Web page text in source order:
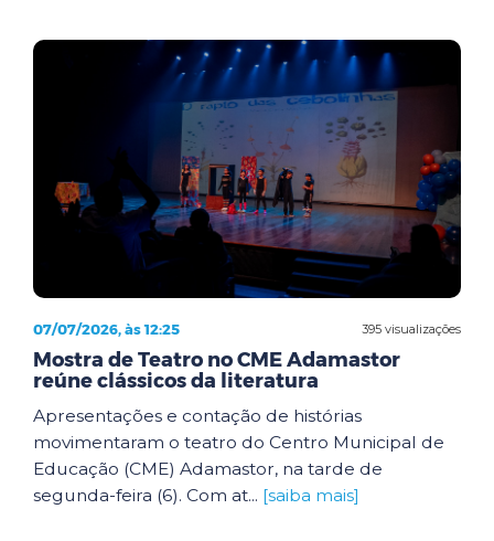
395 visualizações
07/07/2026, às 12:25
Mostra de Teatro no CME Adamastor
reúne clássicos da literatura
Apresentações e contação de histórias
movimentaram o teatro do Centro Municipal de
Educação (CME) Adamastor, na tarde de
segunda-feira (6). Com at... [saiba mais]